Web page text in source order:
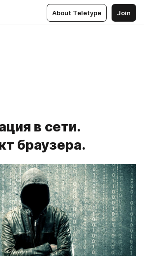
About Teletype Join
в сети.
браузера.